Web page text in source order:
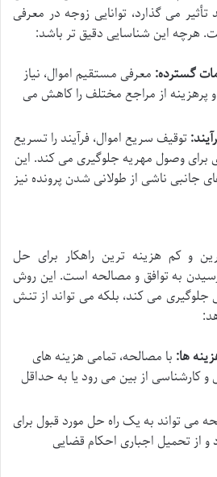
می گذارد، توانایی زوجه در معرفی
هرچه این شناسایی دقیق تر باشد:
گسترده: معرفی مستقیم اموال، نیاز
پرهزینه از مراجع مختلف را کاهش می
توقیف سریع اموال، فرآیند را تسریع
وصول مهریه جلوگیری می کند. این
جانبی ناشی از طولانی شدن پرونده نیز
و کم هزینه ترین راهکار برای حل
رسیدن به توافق و مصالحه است. این روش
جلوگیری می کند، بلکه می تواند از تنش
ها: با مصالحه، تمامی هزینه های
و کارشناسی از بین می رود یا به حداقل
می تواند به یک راه حل مورد قبول برای
از تحمیل اجباری احکام قضایی